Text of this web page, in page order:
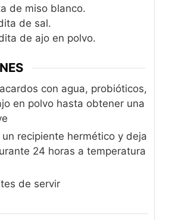
de miso blanco.
de sal.
de ajo en polvo.
con agua, probióticos,
en polvo hasta obtener una
recipiente hermético y deja
24 horas a temperatura
de servir